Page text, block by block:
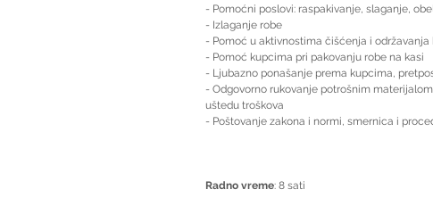
- Pomoćni poslovi: raspakivanje, slaganje,
- Izlaganje robe
- Pomoć u aktivnostima čišćenja i održavanja
- Pomoć kupcima pri pakovanju robe na kasi
- Ljubazno ponašanje prema kupcima,
- Odgovorno rukovanje potrošnim
uštedu troškova
- Poštovanje zakona i normi, smernica i
Radno vreme: 8 sati